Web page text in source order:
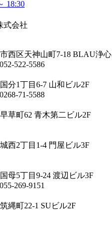
18:30
西区天神山町7-18 BLAU浄
522-5586
分1丁目6-7 山和ビル2F
71-5588
草町62 青木第二ビル2F
西2丁目1-4 門屋ビル3F
母5丁目9-24 渡辺ビル3F
269-9151
縄町22-1 SUビル2F